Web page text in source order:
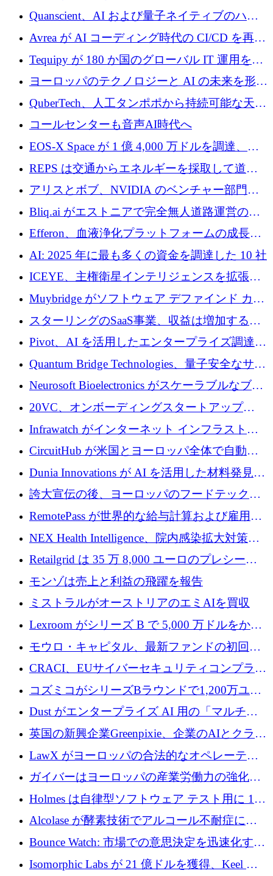
を拡大するためにシリーズ A で 2,000 万ドル
を調達
Quanscient、AI および量子ネイティブのハー
ドウェア エンジニアリングを推進するために
1,000 万ユーロを調達
Avrea が AI コーディング時代の CI/CD を再発
明するために 470 万ドルをかけてステルスか
ら浮上
Tequipy が 180 か国のグローバル IT 運用を自
動化するために 300 万ユーロ以上を調達
ヨーロッパのテクノロジーと AI の未来を形作
る: イノベーション リーダーが Nexus
Luxembourg 2026 に集まる理由
QuberTech、人工タンポポから持続可能な天然
ゴムを開発するために 340 万ポンドを調達
コールセンターも音声AI時代へ
EOS-X Space が 1 億 4,000 万ドルを調達、
Mistral が Emmi AI を買収、Bliq がエストニア
での完全無人道路運営を承認
REPS は交通からエネルギーを採取して道路
を発電所に変えるために 2,360 万ドルを調達
アリスとボブ、NVIDIA のベンチャー部門か
らの投資でシリーズ B を拡大
Bliq.ai がエストニアで完全無人道路運営の承
認を獲得
Efferon、血液浄化プラットフォームの成長に
250万ユーロを確保
AI: 2025 年に最も多くの資金を調達した 10 社
ICEYE、主権衛星インテリジェンスを拡張す
るために 3 億ユーロの信用枠を確保
Muybridge がソフトウェア デファインド カメ
ラ テクノロジーを拡張するためにシリーズ A
で 1,600 万ドルを調達
スターリングのSaaS事業、収益は増加するも
グループ利益は減少
Pivot、AI を活用したエンタープライズ調達プ
ラットフォームを拡大するために 4,000 万ド
ルを調達
Quantum Bridge Technologies、量子安全なサイ
バーセキュリティ インフラストラクチャの拡
Neurosoft Bioelectronics がスケーラブルなブレ
イン コンピューター インターフェイスのため
に 750 万ドルを調達
20VC、オンボーディングスタートアップ
Prelude へのシリーズ A 投資で 2,000 万ドルを
Infrawatch がインターネット インフラストラ
クチャ インテリジェンス向けに 300 万ドルの
プレシードを確保
CircuitHub が米国とヨーロッパ全体で自動電
子機器製造を拡大するために 2,800 万ドルを
Dunia Innovations が AI を活用した材料発見を
産業化するために 2 億 8,000 万ユーロのベル
リン GigaLab を発表
誇大宣伝の後、ヨーロッパのフードテックセ
クターはファンダメンタルズを中心に再構築
RemotePass が世界的な給与計算および雇用プ
ラットフォームを拡大するために 1,740 万ド
NEX Health Intelligence、院内感染拡大対策に
100万ユーロを確保
Retailgrid は 35 万 8,000 ユーロのプレシード
ラウンドで小売業のスプレッドシートをター
ゲットにしています
モンゾは売上と利益の飛躍を報告
ミストラルがオーストリアのエミAIを買収
Lexroom がシリーズ B で 5,000 万ドルをかけ
てヨーロッパ大陸法用の法律 AI を構築
モウロ・キャピタル、最新ファンドの初回ク
ローズで4億ドルを確保
CRACI、EUサイバーセキュリティコンプライ
アンスプラットフォームのために140万ユーロ
コズミコがシリーズBラウンドで1,200万ユー
ロを調達
Dust がエンタープライズ AI 用の「マルチプ
レイヤー」オペレーティング システムを構築
するシリーズ B で 4,000 万ドルを調達
英国の新興企業Greenpixie、企業のAIとクラウ
ドのエネルギー無駄を削減するために470万ポ
ンドを調達
LawX がヨーロッパの合法的なオペレーティ
ング システムを構築するために 750 万ユーロ
を調達
ガイバーはヨーロッパの産業労働力の強化に
貢献するために 140 万ユーロを獲得
Holmes は自律型ソフトウェア テスト用に 110
万ユーロのプレシードを提供して開始
Alcolase が酵素技術でアルコール不耐症に取
り組むために 150 万ユーロを調達
Bounce Watch: 市場での意思決定を迅速化する
ためのインテリジェンス層を構築する
Isomorphic Labs が 21 億ドルを獲得、Keel の